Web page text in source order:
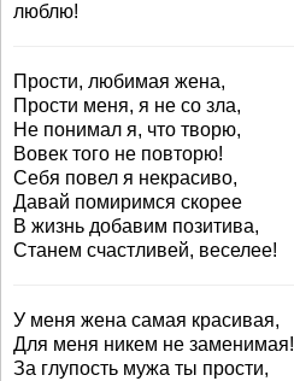
люблю!
Прости, любимая жена,
Прости меня, я не со зла,
Не понимал я, что творю,
Вовек того не повторю!
Себя повел я некрасиво,
Давай помиримся скорее
В жизнь добавим позитива,
Станем счастливей, веселее!
У меня жена самая красивая,
Для меня никем не заменимая!
За глупость мужа ты прости,